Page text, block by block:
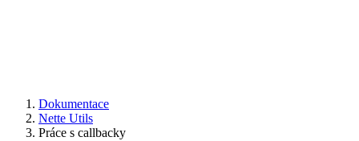
Dokumentace
Nette Utils
Práce s callbacky